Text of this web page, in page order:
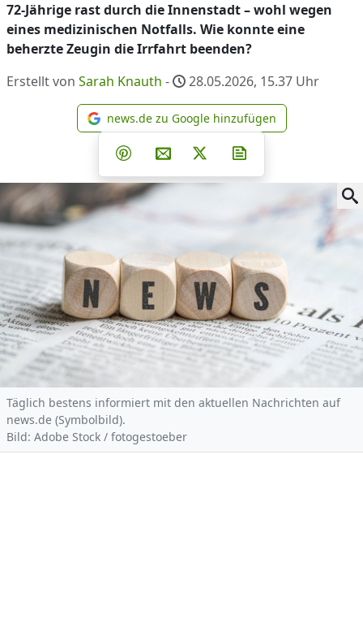
72-Jährige rast durch die Innenstadt – wohl wegen
eines medizinischen Notfalls. Wie konnte eine
beherzte Zeugin die Irrfahrt beenden?
Erstellt von Sarah Knauth - 28.05.2026, 15.37 Uhr
news.de zu Google
news.de zu Google hinzufügen
Teilen auf Facebook
Teilen auf Whatsapp
Teilen auf Telegram
Teilen auf Pinterest
Per E-Mail teilen
Post auf X
Täglich bestens informiert mit den aktuellen Nachrichten auf
news.de (Symbolbild).
Bild: Adobe Stock / fotogestoeber